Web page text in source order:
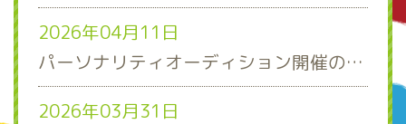
2026年04月11日
パーソナリティオーディション開催のお知らせ
2026年03月31日